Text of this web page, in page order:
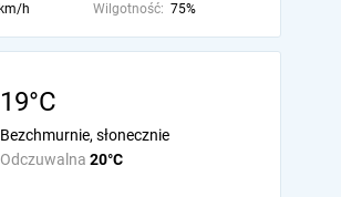
h Wilgotność: 75%
19°C
Odczuwalna 20°C
Bezchmurnie, słonecznie